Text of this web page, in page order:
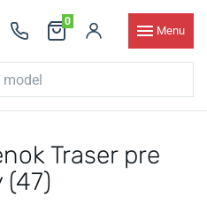
0
Menu
Traser pre
(47)